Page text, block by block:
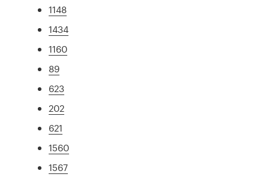
1148
1434
1160
89
623
202
621
1560
1567